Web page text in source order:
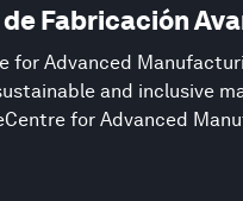
Fabricación
for Advanced
and inclusive
for Advanced